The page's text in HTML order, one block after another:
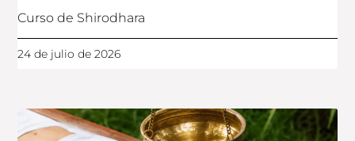
Curso de Shirodhara
24 de julio de 2026